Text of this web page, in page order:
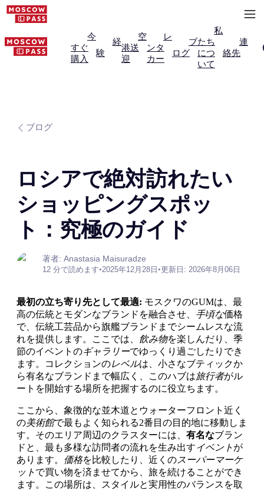
今
すぐ
購入
経
験
空
港送
迎
レ
ンタ
カー
ブ
ログ
私
たち
につ
いて
連
絡先
ブログ
ロシアで絶対訪れたい
ショッピングスポッ
ト：究極のガイド
著者: Anastasia Maisuradze
12 分で読めます•2025年12月28日 •更新日: 2026年8月06日
最初の立ち寄り先として最適: モスクワのGUMは、最
高の伝統とモダンなブランドを融合させ、 手頃な価格
で、伝統工芸品から旗艦ブランドまでシームレスな流
れを提供します。ここでは、
飲み物を楽しんだり、季
節のイベントのギャラリーでゆっくり過ごしたりでき
ます。コレクションのレベルは、小さなブティックか
ら有名なブランドまで幅広く、このハブは旅行者がル
ートを開始する場所を把握するのに役立ちます。
ここから、象徴的な並木道とウォーターフロント近く
の美術館で最もよく知られる2番目の目的地に移動しま
す。そのエリア周辺のクラスターには、 有名なブラン
ドと、最も多様な訪問者の流れを生み出すイベント が
あります。 価格を比較したり、近くの スーパーマーケ
ット で買い物を済ませてから、旅を続けることができ
ます。この場所は、スタイルと実用性のバランスを取